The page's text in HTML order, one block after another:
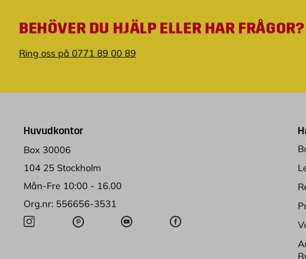
BEHÖVER DU HJÄLP ELLER HAR FRÅGOR?
Ring oss på 0771 89 00 89
Huvudkontor
Box 30006
104 25 Stockholm
Mån-Fre 10:00 - 16.00
Org.nr: 556656-3531